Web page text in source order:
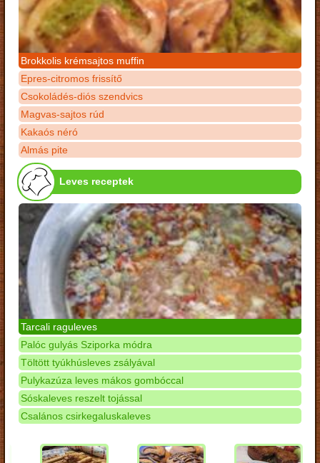
Brokkolis krémsajtos muffin
Epres-citromos frissítő
Csokoládés-diós szendvics
Magvas-sajtos rúd
Kakaós néró
Almás pite
Leves receptek
Tarcali raguleves
Palóc gulyás Sziporka módra
Töltött tyúkhúsleves zsályával
Pulykazúza leves mákos gombóccal
Sóskaleves reszelt tojással
Csalános csirkegaluskaleves